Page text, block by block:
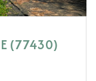
(77430)